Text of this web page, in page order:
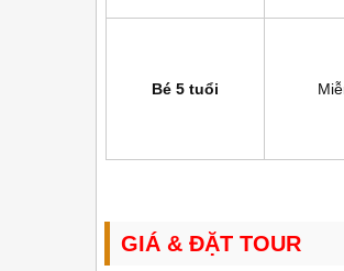
Bé 5 tuổi
GIÁ & ĐẶT TOUR